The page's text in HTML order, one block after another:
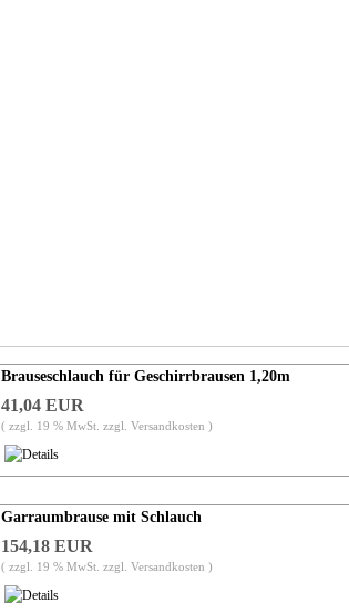
Brauseschlauch für Geschirrbrausen 1,20m
41,04 EUR
( zzgl. 19 % MwSt. zzgl. Versandkosten )
Garraumbrause mit Schlauch
154,18 EUR
( zzgl. 19 % MwSt. zzgl. Versandkosten )